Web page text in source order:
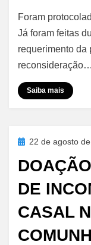
Foram
Já foram feitas
requerimento da
reconsideração…
Saiba mais
Posted22 de agosto
DE
CASAL